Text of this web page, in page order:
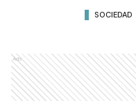
SOCIEDAD
Ads